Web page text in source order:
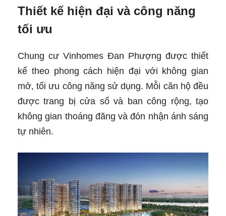
Thiết kế hiện đại và công năng
tối ưu
Chung cư Vinhomes Đan Phượng được thiết
kế theo phong cách hiện đại với không gian
mở, tối ưu công năng sử dụng. Mỗi căn hộ đều
được trang bị cửa sổ và ban công rộng, tạo
không gian thoáng đãng và đón nhận ánh sáng
tự nhiên.